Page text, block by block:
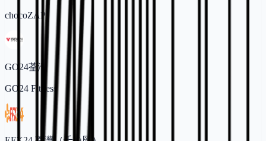
chocoZAP
GO24荃灣
GO24 Fitness